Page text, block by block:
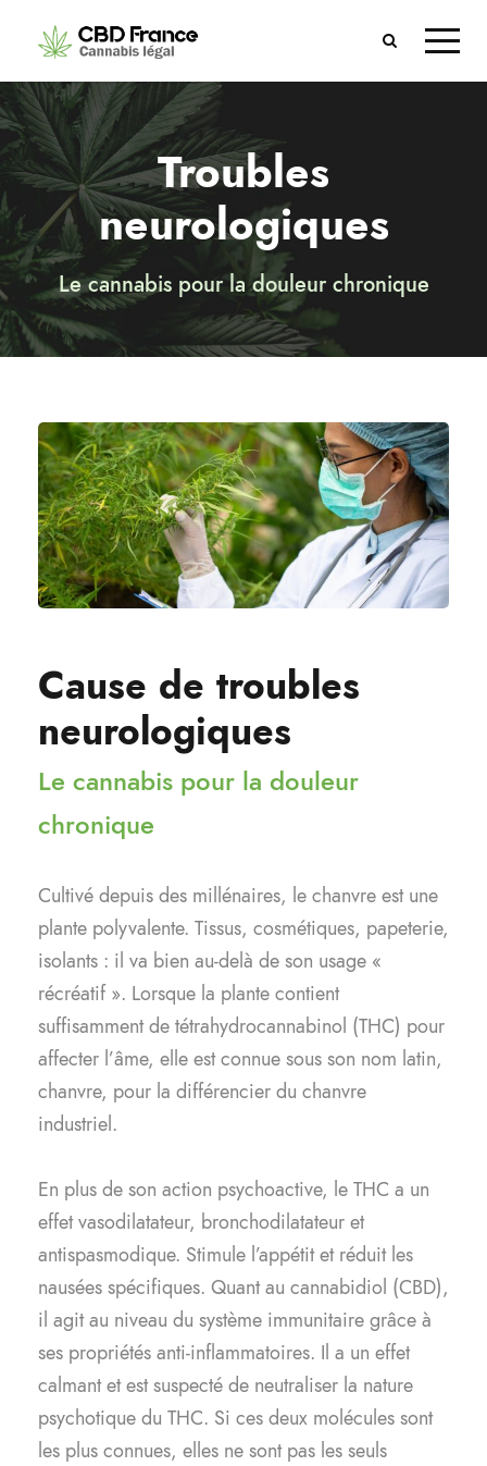
Troubles
neurologiques
Le cannabis pour la douleur chronique
Cause de troubles
neurologiques
Le cannabis pour la douleur
chronique
Cultivé depuis des millénaires, le chanvre est une
plante polyvalente. Tissus, cosmétiques, papeterie,
isolants : il va bien au-delà de son usage «
récréatif ». Lorsque la plante contient
suffisamment de tétrahydrocannabinol (THC) pour
affecter l’âme, elle est connue sous son nom latin,
chanvre, pour la différencier du chanvre
industriel.
En plus de son action psychoactive, le THC a un
effet vasodilatateur, bronchodilatateur et
antispasmodique. Stimule l’appétit et réduit les
nausées spécifiques. Quant au cannabidiol (CBD),
il agit au niveau du système immunitaire grâce à
ses propriétés anti-inflammatoires. Il a un effet
calmant et est suspecté de neutraliser la nature
psychotique du THC. Si ces deux molécules sont
les plus connues, elles ne sont pas les seuls